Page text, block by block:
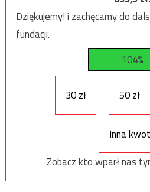
Dziękujemy! i zachęcamy do
fundacji.
104%
30 zł 50 zł
Inna
Zobacz kto wparł nas